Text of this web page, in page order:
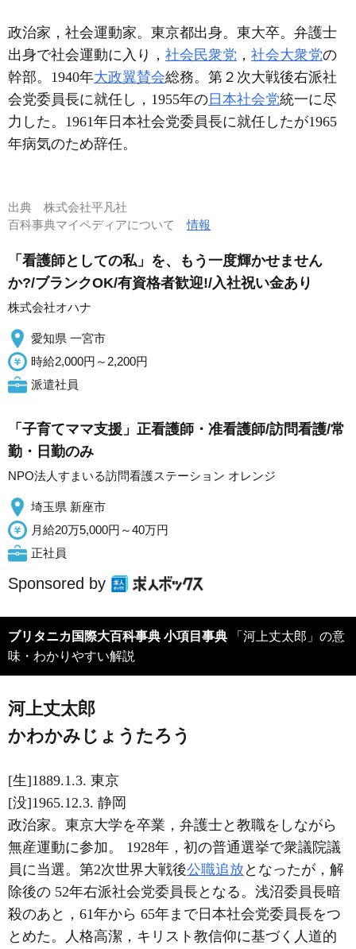
政治家，社会運動家。東京都出身。東大卒。弁護士
出身で社会運動に入り， 社会民衆党 ， 社会大衆党の
幹部。1940年大政翼賛会総務。第２次大戦後右派社
会党委員長に就任し，1955年の 日本社会党統一に尽
力した。1961年日本社会党委員長に就任したが1965
年病気のため辞任。
出典 株式会社平凡社
百科事典マイペディアについて情報
「看護師としての私」を、もう一度輝かせません
か?/ブランクOK/有資格者歓迎!/入社祝い金あり
株式会社オハナ
愛知県 一宮市
時給2,000円～2,200円
派遣社員
「子育てママ支援」正看護師・准看護師/訪問看護/常
勤・日勤のみ
NPO法人すまいる訪問看護ステーション オレンジ
埼玉県 新座市
月給20万5,000円～40万円
正社員
Sponsored by
ブリタニカ国際大百科事典 小項目事典 「河上丈太郎」の意
味・わかりやすい解説
河上丈太郎
かわかみじょうたろう
[生]1889.1.3. 東京
[没]1965.12.3. 静岡
政治家。東京大学を卒業，弁護士と教職をしながら
無産運動に参加。 1928年，初の普通選挙で衆議院議
員に当選。第2次世界大戦後公職追放 となったが，解
除後の 52年右派社会党委員長となる。浅沼委員長暗
殺のあと，61年から 65年まで日本社会党委員長をつ
とめた。人格高潔，キリスト教信仰に基づく人道的